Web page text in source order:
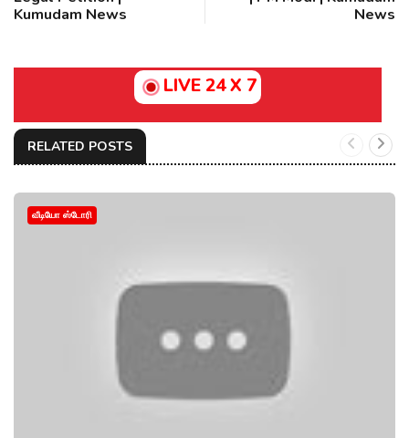
Kumudam News
News
LIVE 24 X 7
RELATED POSTS
வீடியோ ஸ்டோரி